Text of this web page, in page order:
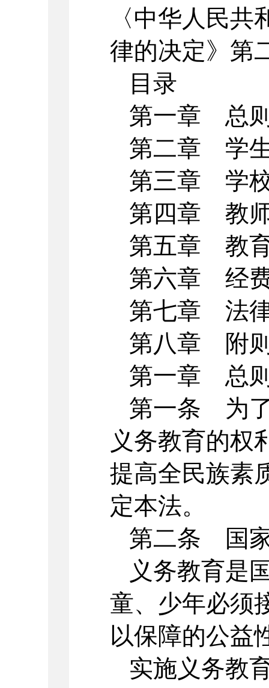
〈中华人民
律的决定》第
目录
第一章 总
第二章 学
第三章 学
第四章 教
第五章 教
第六章 经
第七章 法
第八章 附
第一章 总
第一条 为
义务教育的权
提高全民族素
定本法。
第二条 国
义务教育是
童、少年必须
以保障的公益
实施义务教